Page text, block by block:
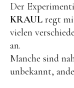
Der
KRAUL regt
vielen
an.
Manche sind
unbekannt,